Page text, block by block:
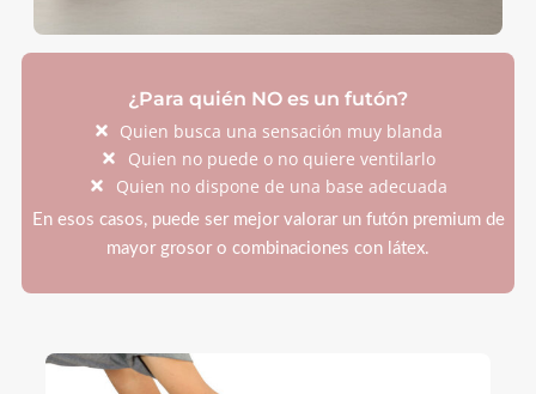
¿Para quién NO es un futón?
Quien busca una sensación muy blanda
Quien no puede o no quiere ventilarlo
Quien no dispone de una base adecuada
En esos casos, puede ser mejor valorar un futón premium de
mayor grosor o combinaciones con látex.